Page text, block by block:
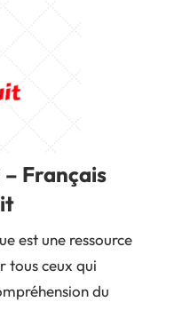
Français
est une ressource
tous ceux qui
du